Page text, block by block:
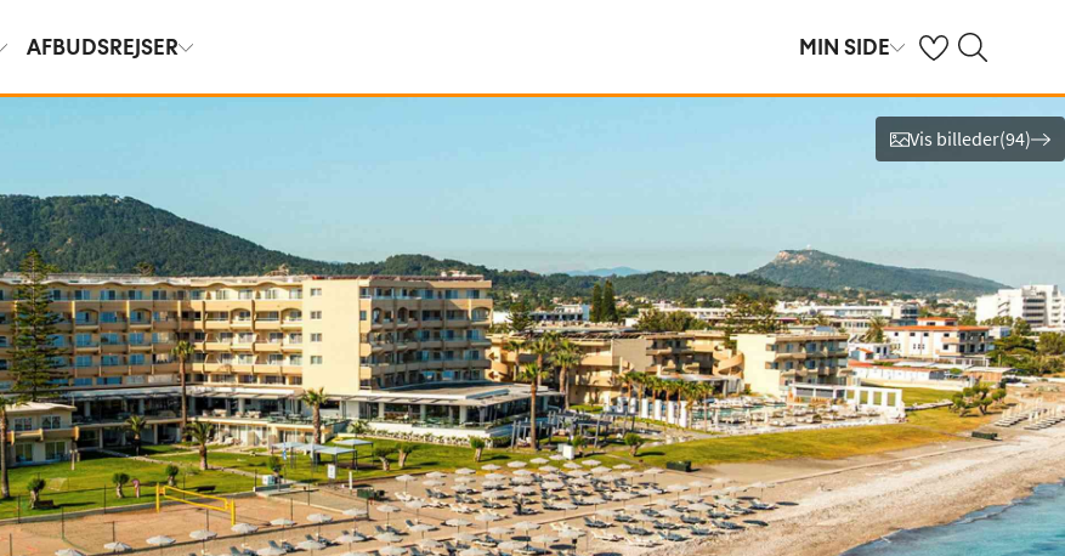
AFBUDSREJSER MIN SIDE Se dine gemte
Søg på spies.dk
Vis billeder(94)